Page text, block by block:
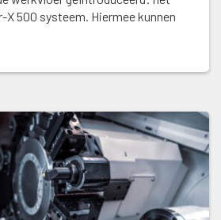
500 systeem. Hiermee kunnen